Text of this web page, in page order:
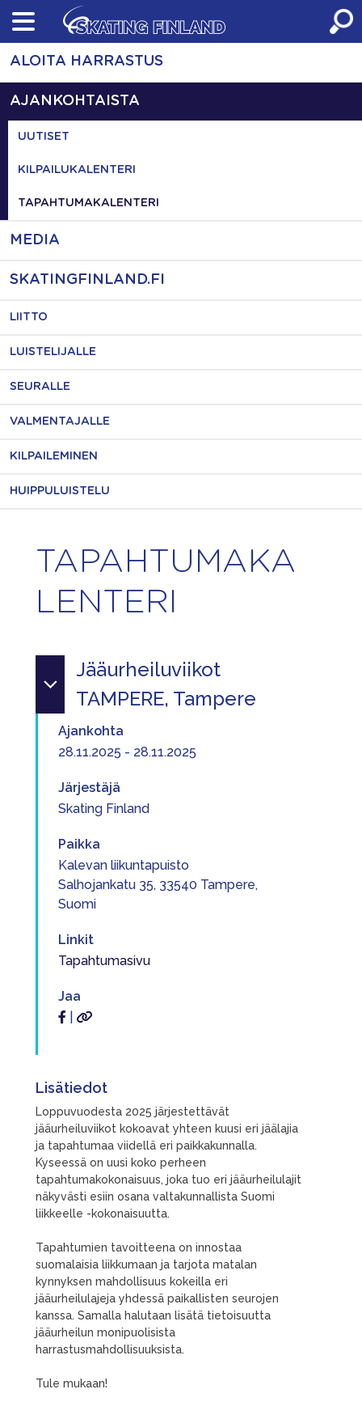
Skip
content
ALOITA HARRASTUS
AJANKOHTAISTA
UUTISET
KILPAILUKALENTERI
TAPAHTUMAKALENTERI
MEDIA
SKATINGFINLAND.FI
LIITTO
LUISTELIJALLE
SEURALLE
VALMENTAJALLE
KILPAILEMINEN
HUIPPULUISTELU
TAPAHTUMAKA
LENTERI
Jääurheiluviikot
TAMPERE, Tampere
Ajankohta
28.11.2025 - 28.11.2025
Järjestäjä
Skating Finland
Paikka
Kalevan liikuntapuisto
Salhojankatu 35, 33540 Tampere,
Suomi
Linkit
Tapahtumasivu
Jaa
Lisätiedot
Loppuvuodesta 2025 järjestettävät
jääurheiluviikot kokoavat yhteen kuusi eri jäälajia
ja tapahtumaa viidellä eri paikkakunnalla.
Kyseessä on uusi koko perheen
tapahtumakokonaisuus, joka tuo eri jääurheilulajit
näkyvästi esiin osana valtakunnallista Suomi
liikkeelle -kokonaisuutta.
Tapahtumien tavoitteena on innostaa
suomalaisia liikkumaan ja tarjota matalan
kynnyksen mahdollisuus kokeilla eri
jääurheilulajeja yhdessä paikallisten seurojen
kanssa. Samalla halutaan lisätä tietoisuutta
jääurheilun monipuolisista
harrastusmahdollisuuksista.
Tule mukaan!